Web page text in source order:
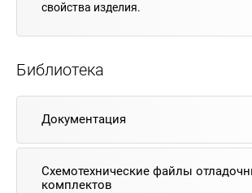
свойства изделия.
Библиотека
Документация
Схемотехнические файлы
комплектов